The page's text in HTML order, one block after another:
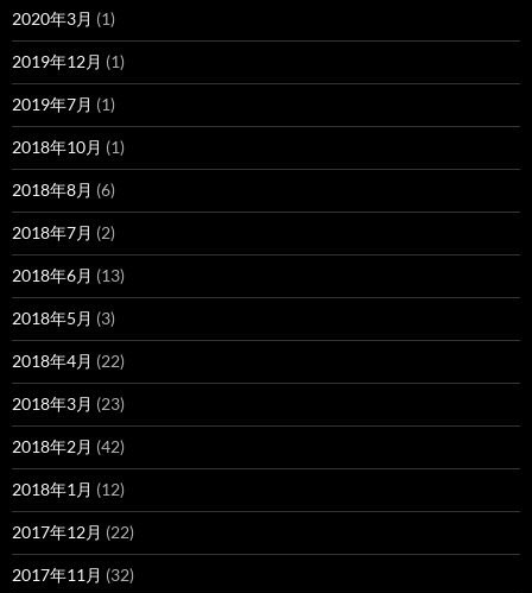
2020年3月 (1)
2019年12月 (1)
2019年7月 (1)
2018年10月 (1)
2018年8月 (6)
2018年7月 (2)
2018年6月 (13)
2018年5月 (3)
2018年4月 (22)
2018年3月 (23)
2018年2月 (42)
2018年1月 (12)
2017年12月 (22)
2017年11月 (32)